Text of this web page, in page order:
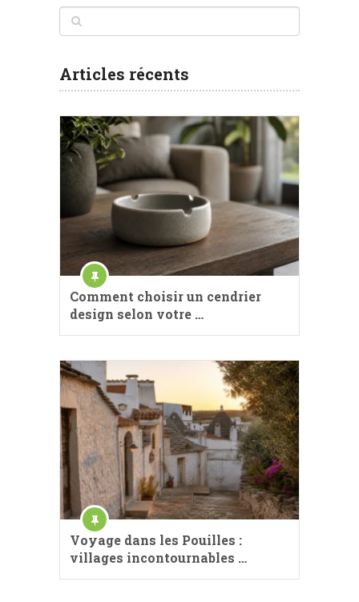
Articles récents
Comment choisir un cendrier
design selon votre …
Voyage dans les Pouilles :
villages incontournables …